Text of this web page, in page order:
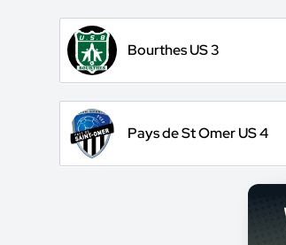
Bourthes US 3
Pays de St Omer US 4